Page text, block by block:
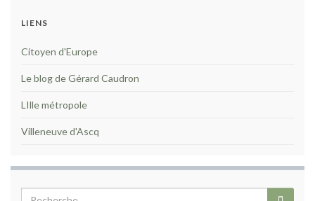
LIENS
Citoyen d'Europe
Le blog de Gérard Caudron
LIlle métropole
Villeneuve d'Ascq